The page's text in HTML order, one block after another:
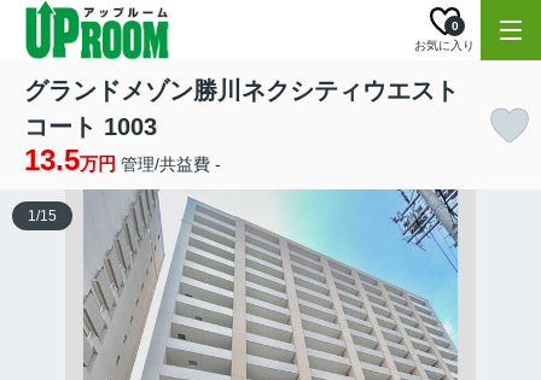
お気に入り
0
グランドメゾン勝川ネクシティウエスト
コート 1003
13.5万円 管理/共益費 -
1/15